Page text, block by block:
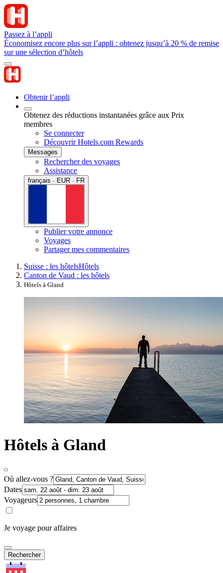
Passez à l’appli
Économisez encore plus sur l’appli : obtenez jusqu’à 20 % de remise
sur une sélection d’hôtels
Obtenir l’appli
Obtenez des réductions instantanées grâce aux Prix
membres
Se connecter
Découvrir Hotels.com Rewards
Messages
Rechercher des voyages
Assistance
français · EUR · FR
Publier votre annonce
Voyages
Partager mes commentaires
Suisse : les hôtelsHôtels
Canton de Vaud : les hôtels
Hôtels à Gland
Hôtels à Gland
Où allez-vous ?
Dates
Voyageurs
Je voyage pour affaires
Rechercher